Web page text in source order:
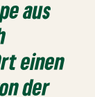
aus
einen
der